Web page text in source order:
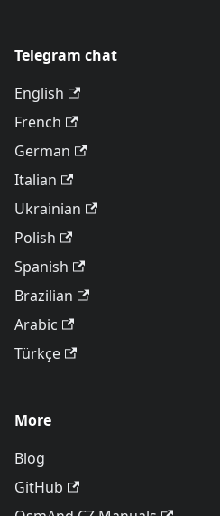
Telegram chat
English
French
German
Italian
Ukrainian
Polish
Spanish
Brazilian
Arabic
Türkçe
More
Blog
GitHub